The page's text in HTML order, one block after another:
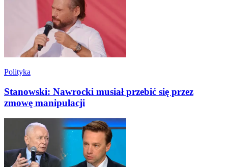
Polityka
Stanowski: Nawrocki musiał przebić się przez
zmowę manipulacji